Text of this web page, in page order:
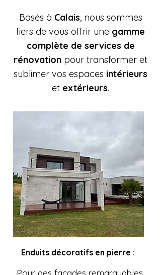
Basés à Calais, nous sommes
fiers de vous offrir une gamme
complète de services de
rénovation pour transformer et
sublimer vos espaces intérieurs
et extérieurs.
Enduits décoratifs en pierre :
Pour des façades remarquables